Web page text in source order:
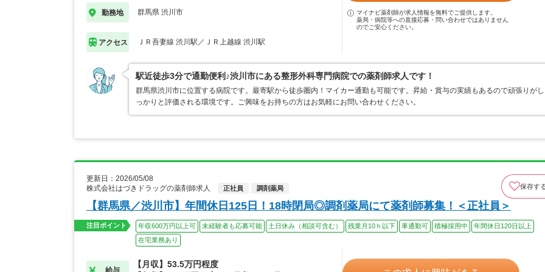
勤務地 群馬県 渋川市
アクセス ＪＲ吾妻線 渋川駅／ＪＲ上越線 渋川駅
マイナビ薬剤師が求人情報を無料でご提供します。
薬局・病院等への直接応募・問い合わせではありません
のでご安心ください。
駅近徒歩3分で通勤便利♪渋川市にある整形外科専門病院での薬剤師求人です！
群馬県渋川市に位置する病院です。最寄駅から徒歩圏内！マイカー通勤も可能です。昇給・賞与の実績もあるので頑張りがし
っかりと評価される環境です。ご興味をお持ちの方はお気軽にお問い合わせください。
更新日：2026/05/08
株式会社はづきドラッグの薬剤師求人
正社員 調剤薬局 保存す
【群馬県／渋川市】年間休日125日！18時閉局◎調剤薬局にて薬剤師募集！＜正社員＞
注目ポイント 年収600万円以上可 未経験者も応募可能 土日休み（相談可含む） 残業月10ｈ以下 車通勤可 積極採用中
年間休日120日以上
在宅業務あり
給与
【月収】53.5万円程度